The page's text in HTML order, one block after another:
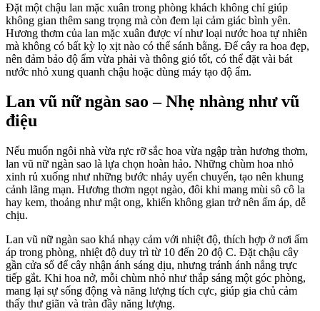
Đặt một chậu lan mặc xuân trong phòng khách không chỉ giúp
không gian thêm sang trọng mà còn đem lại cảm giác bình yên.
Hương thơm của lan mặc xuân được ví như loại nước hoa tự nhiên
mà không có bất kỳ lọ xịt nào có thể sánh bằng. Để cây ra hoa đẹp,
nên đảm bảo độ ẩm vừa phải và thông gió tốt, có thể đặt vài bát
nước nhỏ xung quanh chậu hoặc dùng máy tạo độ ẩm.
Lan vũ nữ ngàn sao – Nhẹ nhàng như vũ
điệu
Nếu muốn ngôi nhà vừa rực rỡ sắc hoa vừa ngập tràn hương thơm,
lan vũ nữ ngàn sao là lựa chọn hoàn hảo. Những chùm hoa nhỏ
xinh rủ xuống như những bước nhảy uyển chuyển, tạo nên khung
cảnh lãng mạn. Hương thơm ngọt ngào, đôi khi mang mùi sô cô la
hay kem, thoảng như mật ong, khiến không gian trở nên ấm áp, dễ
chịu.
Lan vũ nữ ngàn sao khá nhạ‌y cả‌m với nhiệt độ, thích hợp ở nơi ấm
áp trong phòng, nhiệt độ duy trì từ 10 đến 20 độ C. Đặt chậu cây
gần cửa sổ để cây nhận ánh sáng dịu, nhưng tránh ánh nắng trực
tiếp gắt. Khi hoa nở, mỗi chùm nhỏ như thắp sáng một góc phòng,
mang lại sự sống động và năng lượng tích cực, giúp gia chủ cảm
thấy thư giãn và tràn đầy năng lượng.